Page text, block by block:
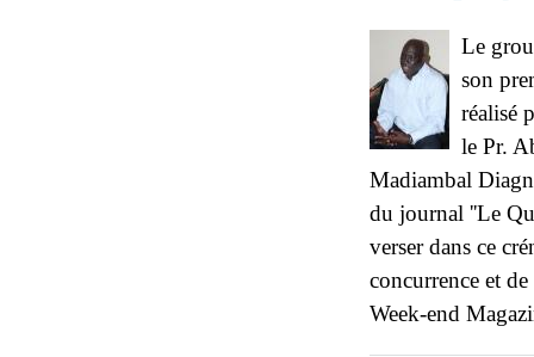
Le
son
réalisé
le Pr.
Madiambal
du journal ''Le
verser dans ce
concurrence et
Week-end